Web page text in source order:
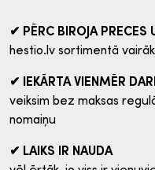
✔ PĒRC BIROJA PRECES
hestio.lv sortimentā
✔ IEKĀRTA VIENMĒR
veiksim bez maksas
nomaiņu
✔ LAIKS IR NAUDA